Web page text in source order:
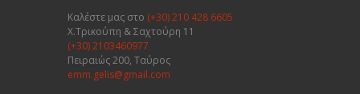
Καλέστε μας στο (+30) 210 428 6605
Χ.Τρικούπη & Σαχτούρη 11
(+30) 2103460977
Πειραιώς 200, Ταύρος
emm.gelis@gmail.com